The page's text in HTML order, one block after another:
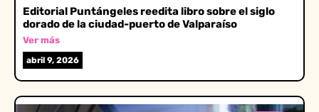
Editorial Puntángeles reedita libro sobre el siglo
dorado de la ciudad-puerto de Valparaíso
Ver más
abril 9, 2026